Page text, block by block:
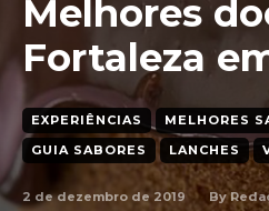
Melhores
Fortaleza
EXPERIÊNCIAS
MELHORES
GUIA SABORES
LANCHES
2 de dezembro de 2019 By